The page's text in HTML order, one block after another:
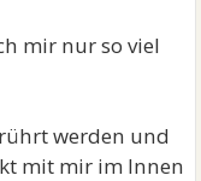
mir nur so viel
werden und
mit mir im Innen